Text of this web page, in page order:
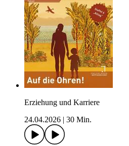
Erziehung und Karriere
24.04.2026
30 Min.